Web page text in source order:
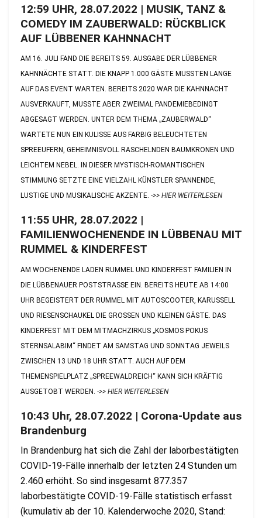
12:59 UHR, 28.07.2022 | MUSIK, TANZ &
COMEDY IM ZAUBERWALD: RÜCKBLICK
AUF LÜBBENER KAHNNACHT
AM 16. JULI FAND DIE BEREITS 59. AUSGABE DER LÜBBENER
KAHNNÄCHTE STATT. DIE KNAPP 1.000 GÄSTE MUSSTEN LANGE
AUF DAS EVENT WARTEN. BEREITS 2020 WAR DIE KAHNNACHT
AUSVERKAUFT, MUSSTE ABER ZWEIMAL PANDEMIEBEDINGT
ABGESAGT WERDEN. UNTER DEM THEMA „ZAUBERWALD“
WARTETE NUN EIN KULISSE AUS FARBIG BELEUCHTETEN
SPREEUFERN, GEHEIMNISVOLL RASCHELNDEN BAUMKRONEN UND
LEICHTEM NEBEL. IN DIESER MYSTISCH-ROMANTISCHEN
STIMMUNG SETZTE EINE VIELZAHL KÜNSTLER SPANNENDE,
LUSTIGE UND MUSIKALISCHE AKZENTE. ->> HIER WEITERLESEN
11:55 UHR, 28.07.2022 |
FAMILIENWOCHENENDE IN LÜBBENAU MIT
RUMMEL & KINDERFEST
AM WOCHENENDE LADEN RUMMEL UND KINDERFEST FAMILIEN IN
DIE LÜBBENAUER POSTSTRASSE EIN. BEREITS HEUTE AB 14:00 U
HR BEGEISTERT DER RUMMEL MIT AUTOSCOOTER, KARUSSELL U
ND RIESENSCHAUKEL DIE GROSSEN UND KLEINEN GÄSTE. DAS KI
NDERFEST MIT DEM MITMACHZIRKUS „KOSMOS POKUS ST
ERNSALABIM“ FINDET AM SAMSTAG UND SONNTAG JEWEILS ZW
ISCHEN 13 UND 18 UHR STATT. AUCH AUF DEM TH
EMENSPIELPLATZ „SPREEWALDREICH“ KANN SICH KRÄFTIG AU
SGETOBT WERDEN. ->> HIER WEITERLESEN
10:43 Uhr, 28.07.2022 | Corona-Update aus
Brandenburg
In Brandenburg hat sich die Zahl der laborbestätigten
COVID-19-Fälle innerhalb der letzten 24 Stunden um
2.460 erhöht. So sind insgesamt 877.357
laborbestätigte COVID-19-Fälle statistisch erfasst
(kumulativ ab der 10. Kalenderwoche 2020, Stand: